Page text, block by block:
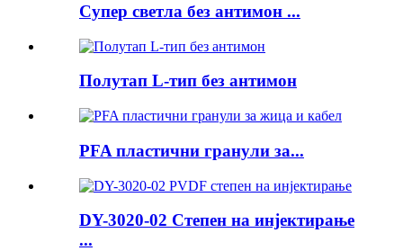
Супер светла без антимон ...
Полутап L-тип без антимон
PFA пластични гранули за...
DY-3020-02 Степен на инјектирање
...